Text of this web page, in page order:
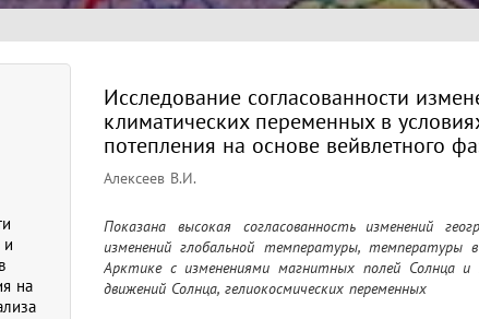
и
на
Исследование согласованности
климатических переменных в
потепления на основе вейвлетного
Алексеев В.И.
Показана высокая согласованность изменений
изменений глобальной температуры, температуры
Арктике с изменениями магнитных полей Солнца и
движений Солнца, гелиокосмических переменных